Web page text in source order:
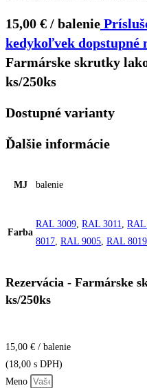
15,00 € / balenie
kedykoľvek dopstupné
Farmárske skrutky
ks/250ks
Dostupné varianty
Ďalšie informácie
MJ balenie
Farba
RAL 3009, RAL 3011, RAL
8017, RAL 9005, RAL 8019
Rezervácia - Farmárske
ks/250ks
15,00 € / balenie
(18,00 s DPH)
Meno